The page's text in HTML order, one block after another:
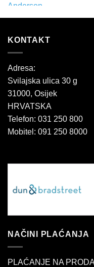
KONTAKT
Adresa:
Svilajska ulica 30 g
31000, Osijek
HRVATSKA
Telefon: 031 250 800
Mobitel: 091 250 8000
NAČINI PLAĆANJA
PLAĆANJE NA